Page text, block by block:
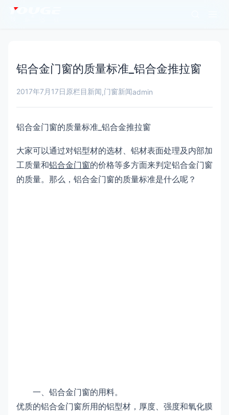
铝合金门窗的质量标准_铝合金推拉窗
2017年7月17日 原栏目新闻,门窗新闻admin
铝合金门窗的质量标准_铝合金推拉窗
大家可以通过对铝型材的选材、铝材表面处理及内部加
工质量和铝合金门窗的价格等多方面来判定铝合金门窗
的质量。那么，铝合金门窗的质量标准是什么呢？
一、铝合金门窗的用料。
优质的铝合金门窗所用的铝型材，厚度、强度和氧化膜